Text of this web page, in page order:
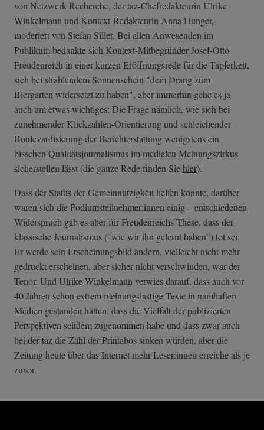
von Netzwerk Recherche, der taz-Chefredakteurin Ulrike
Winkelmann und Kontext-Redakteurin Anna Hunger,
moderiert von Stefan Siller. Bei allen Anwesenden im
Publikum bedankte sich Kontext-Mitbegründer Josef-Otto
Freudenreich in einer kurzen Eröffnungsrede für die Tapferkeit,
sich bei strahlendem Sonnenschein "dem Drang zum
Biergarten widersetzt zu haben", aber immerhin gehe es ja
auch um etwas wichtiges: Die Frage nämlich, wie sich bei
zunehmender Klickzahlen-Orientierung und schleichender
Boulevardisierung der Berichterstattung wenigstens ein
bisschen Qualitätsjournalismus im medialen Meinungszirkus
sicherstellen lässt (die ganze Rede finden Siehier).
Dass der Status der Gemeinnützigkeit helfen könnte, darüber
waren sich die Podiumsteilnehmer:innen einig – entschiedenen
Widerspruch gab es aber für Freudenreichs These, dass der
klassische Journalismus ("wie wir ihn gelernt haben") tot sei.
Er werde sein Erscheinungsbild ändern, vielleicht nicht mehr
gedruckt erscheinen, aber sicher nicht verschwinden, war der
Tenor. Und Ulrike Winkelmann verwies darauf, dass auch vor
40 Jahren schon extrem meinungslastige Texte in namhaften
Medien gestanden hätten, dass die Vielfalt der publizierten
Perspektiven seitdem zugenommen habe und dass zwar auch
bei der taz die Zahl der Printabos sinken würden, aber die
Zeitung heute über das Internet mehr Leser:innen erreiche als je
zuvor.